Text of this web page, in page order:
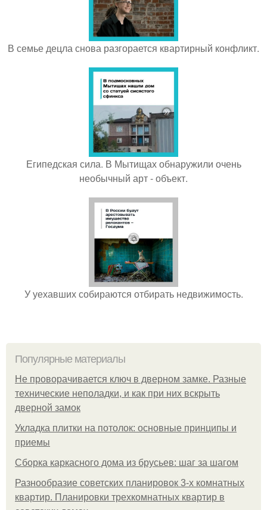
В семье децла снова разгорается квартирный конфликт.
Египедская сила. В Мытищах обнаружили очень
необычный арт - объект.
У уехавших собираются отбирать недвижимость.
Популярные материалы
Не проворачивается ключ в дверном замке. Разные
технические неполадки, и как при них вскрыть
дверной замок
Укладка плитки на потолок: основные принципы и
приемы
Сборка каркасного дома из брусьев: шаг за шагом
Разнообразие советских планировок 3-х комнатных
квартир. Планировки трехкомнатных квартир в